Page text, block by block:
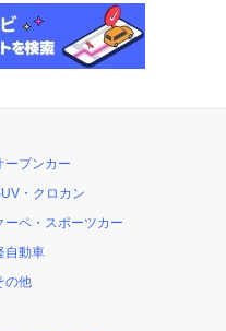
ープンカー
・クロカン
ーペ・スポーツカー
自動車
の他